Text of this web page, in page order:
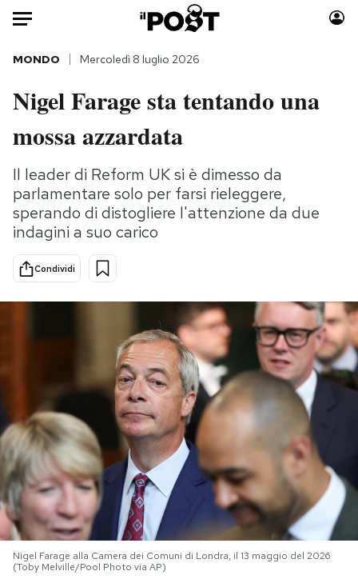
Auto
HOME
Italia
Politica
Tecnologia
Internet
Cultura
Consumismi
Storie/Idee
Mondiali calcio 2026
PODCAST
NEWSLETTER
I MIEI PREFERITI
SHOP
MONDO Mercoledì 8 luglio 2026
Nigel Farage sta tentando una
mossa azzardata
Il leader di Reform UK si è dimesso da
parlamentare solo per farsi rieleggere,
sperando di distogliere l'attenzione da due
indagini a suo carico
Condividi
Nigel Farage alla Camera dei Comuni di Londra, il 13 maggio del 2026
(Toby Melville/Pool Photo via AP)